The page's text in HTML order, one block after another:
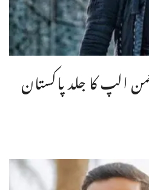
الپ کا جلد پاکستان